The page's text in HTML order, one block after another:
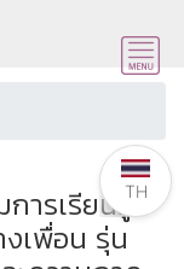
ารเรียนรู้
เพื่อน รุ่น
TH